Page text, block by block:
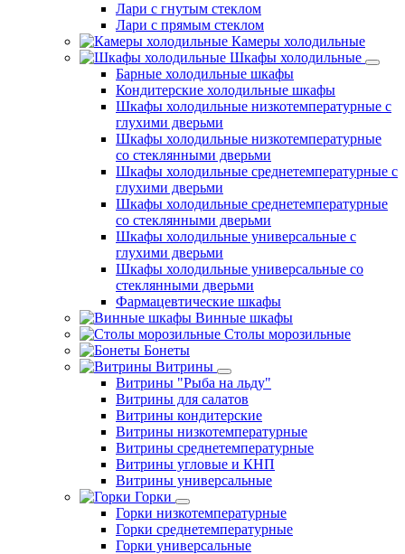
Лари с гнутым стеклом
Лари с прямым стеклом
Камеры холодильные
Шкафы холодильные
Барные холодильные шкафы
Кондитерские холодильные шкафы
Шкафы холодильные низкотемпературные с
глухими дверьми
Шкафы холодильные низкотемпературные
со стеклянными дверьми
Шкафы холодильные среднетемпературные с
глухими дверьми
Шкафы холодильные среднетемпературные
со стеклянными дверьми
Шкафы холодильные универсальные с
глухими дверьми
Шкафы холодильные универсальные со
стеклянными дверьми
Фармацевтические шкафы
Винные шкафы
Столы морозильные
Бонеты
Витрины
Витрины "Рыба на льду"
Витрины для салатов
Витрины кондитерские
Витрины низкотемпературные
Витрины среднетемпературные
Витрины угловые и КНП
Витрины универсальные
Горки
Горки низкотемпературные
Горки среднетемпературные
Горки универсальные